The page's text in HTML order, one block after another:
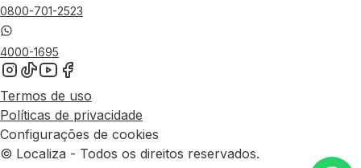
0800-701-2523
4000-1695
Termos de uso
Políticas de privacidade
Configurações de cookies
© Localiza - Todos os direitos reservados.